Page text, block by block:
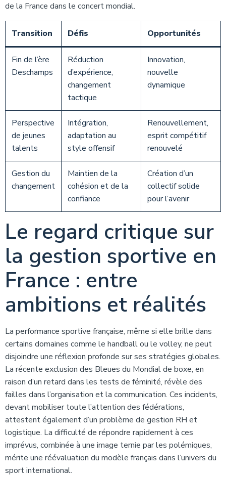
de la France dans le concert mondial.
Transition Défis Opportunités
Fin de l’ère
Deschamps
Réduction
d’expérience,
changement
tactique
Innovation,
nouvelle
dynamique
Perspective
de jeunes
talents
Intégration,
adaptation au
style offensif
Renouvellement,
esprit compétitif
renouvelé
Gestion du
changement
Maintien de la
cohésion et de la
confiance
Création d’un
collectif solide
pour l’avenir
Le regard critique sur
la gestion sportive en
France : entre
ambitions et réalités
La performance sportive française, même si elle brille dans
certains domaines comme le handball ou le volley, ne peut
disjoindre une réflexion profonde sur ses stratégies globales.
La récente exclusion des Bleues du Mondial de boxe, en
raison d’un retard dans les tests de féminité, révèle des
failles dans l’organisation et la communication. Ces incidents,
devant mobiliser toute l’attention des fédérations,
attestent également d’un problème de gestion RH et
logistique. La difficulté de répondre rapidement à ces
imprévus, combinée à une image ternie par les polémiques,
mérite une réévaluation du modèle français dans l’univers du
sport international.